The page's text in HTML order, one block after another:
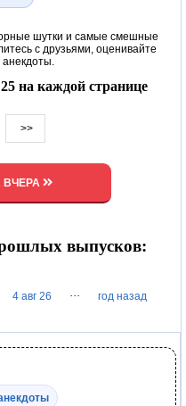
шутки и самые смешные
с друзьями, оценивайте
на каждой странице
>>
ВЧЕРА
выпусков:
4 авг 26 ··· год назад